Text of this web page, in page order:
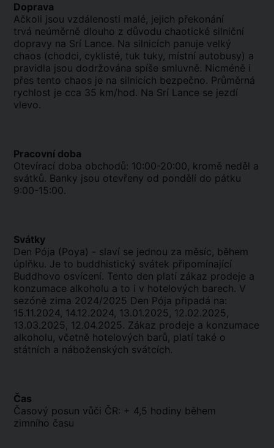
Doprava
Ačkoli jsou vzdálenosti malé, jejich překonání
trvá neúměrně dlouho z důvodu chaotické silniční
dopravy na Srí Lance. Na silnicích panuje velký
chaos (chodci, cyklisté, tuk tuky, místní autobusy) a
pravidla jsou dodržována spíše smluvně. Nicméně i
přes tento chaos je na silnicích bezpečno. Průměrná
rychlost je cca 35 km/hod. Na Srí Lance se jezdí
vlevo.
Pracovní doba
Otevírací doba obchodů: 10:00-20:00, kromě neděl a
svátků. Banky jsou otevřeny od pondělí do pátku
9:00-15:00.
Svátky
Den Pója (Poya) - slaví se jednou za měsíc, během
úplňku. Je to buddhistický svátek připomínající
Buddhovo osvícení. Tento den platí zákaz prodeje a
konzumace alkoholu a to i v hotelových barech. V
sezóně zima 2024/2025 Den Pója připadá na:
15.11.2024, 14.12.2024, 13.01.2025, 12.02.2025,
13.03.2025, 12.04.2025. Zákaz prodeje a konzumace
alkoholu, včetně hotelových barů, platí také o
státních a náboženských svátcích.
Čas
Časový posun vůči ČR: + 4,5 hodiny během
zimního času